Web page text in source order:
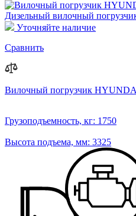
Дизельный вилочный
Уточняйте наличие
Сравнить
Вилочный погрузчик
Грузоподъемность, кг: 1750
Высота подъема, мм: 3325